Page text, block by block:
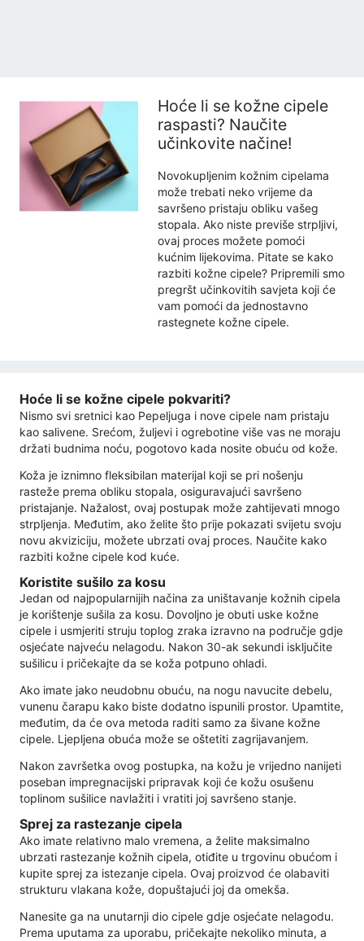
Hoće li se kožne cipele
raspasti? Naučite
učinkovite načine!
Novokupljenim kožnim cipelama
može trebati neko vrijeme da
savršeno pristaju obliku vašeg
stopala. Ako niste previše strpljivi,
ovaj proces možete pomoći
kućnim lijekovima. Pitate se kako
razbiti kožne cipele? Pripremili smo
pregršt učinkovitih savjeta koji će
vam pomoći da jednostavno
rastegnete kožne cipele.
Hoće li se kožne cipele pokvariti?
Nismo svi sretnici kao Pepeljuga i nove cipele nam pristaju
kao salivene. Srećom, žuljevi i ogrebotine više vas ne moraju
držati budnima noću, pogotovo kada nosite obuću od kože.
Koža je iznimno fleksibilan materijal koji se pri nošenju
rasteže prema obliku stopala, osiguravajući savršeno
pristajanje. Nažalost, ovaj postupak može zahtijevati mnogo
strpljenja. Međutim, ako želite što prije pokazati svijetu svoju
novu akviziciju, možete ubrzati ovaj proces. Naučite kako
razbiti kožne cipele kod kuće.
Koristite sušilo za kosu
Jedan od najpopularnijih načina za uništavanje kožnih cipela
je korištenje sušila za kosu. Dovoljno je obuti uske kožne
cipele i usmjeriti struju toplog zraka izravno na područje gdje
osjećate najveću nelagodu. Nakon 30-ak sekundi isključite
sušilicu i pričekajte da se koža potpuno ohladi.
Ako imate jako neudobnu obuću, na nogu navucite debelu,
vunenu čarapu kako biste dodatno ispunili prostor. Upamtite,
međutim, da će ova metoda raditi samo za šivane kožne
cipele. Ljepljena obuća može se oštetiti zagrijavanjem.
Nakon završetka ovog postupka, na kožu je vrijedno nanijeti
poseban impregnacijski pripravak koji će kožu osušenu
toplinom sušilice navlažiti i vratiti joj savršeno stanje.
Sprej za rastezanje cipela
Ako imate relativno malo vremena, a želite maksimalno
ubrzati rastezanje kožnih cipela, otiđite u trgovinu obućom i
kupite sprej za istezanje cipela. Ovaj proizvod će olabaviti
strukturu vlakana kože, dopuštajući joj da omekša.
Nanesite ga na unutarnji dio cipele gdje osjećate nelagodu.
Prema uputama za uporabu, pričekajte nekoliko minuta, a